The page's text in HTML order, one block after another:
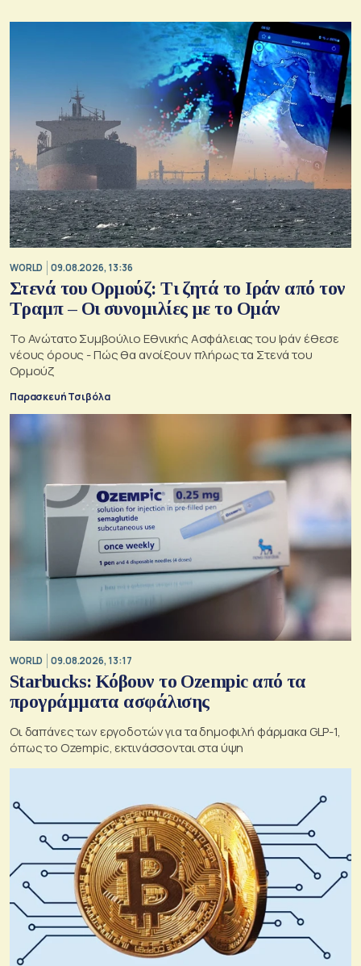
WORLD 09.08.2026, 13:36
Στενά του Ορμούζ: Τι ζητά το Ιράν από τον
Τραμπ – Οι συνομιλίες με το Ομάν
Το Ανώτατο Συμβούλιο Εθνικής Ασφάλειας του Ιράν έθεσε
νέους όρους - Πώς θα ανοίξουν πλήρως τα Στενά του
Ορμούζ
Παρασκευή Τσιβόλα
WORLD 09.08.2026, 13:17
Starbucks: Κόβουν το Ozempic από τα
προγράμματα ασφάλισης
Οι δαπάνες των εργοδοτών για τα δημοφιλή φάρμακα GLP-1,
όπως το Ozempic, εκτινάσσονται στα ύψη